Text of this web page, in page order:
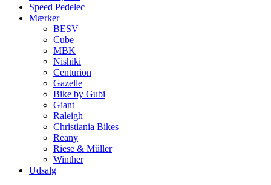
Speed Pedelec
Mærker
BESV
Cube
MBK
Nishiki
Centurion
Gazelle
Bike by Gubi
Giant
Raleigh
Christiania Bikes
Reany
Riese & Müller
Winther
Udsalg